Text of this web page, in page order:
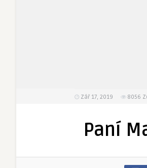
Zář 17, 2019 8056
Paní